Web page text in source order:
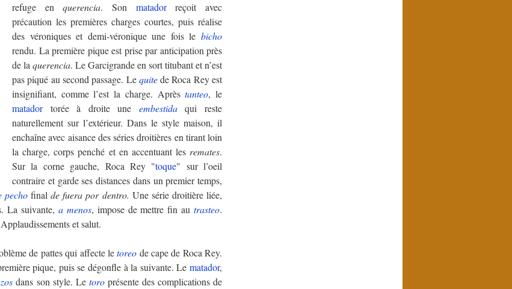
refuge enquerencia. Son matadorreçoit avec
précaution les premières charges courtes, puis réalise
des véroniques et demi-véronique une fois le bicho
rendu. La première pique est prise par anticipation près
de la querencia. Le Garcigrande en sort titubant et n’est
pas piqué au second passage. Lequitede Roca Rey est
insignifiant, comme l’est la charge. Aprèstanteo, le
matadortorée à droite une embestidaqui reste
naturellement sur l’extérieur. Dans le style maison, il
enchaîne avec aisance des séries droitières en tirant loin
la charge, corps penché et en accentuant les remates.
Sur la corne gauche, Roca Rey "toque" sur l’oeil
contraire et garde ses distances dans un premier temps,
pechofinalde fuera por dentro. Une série droitière liée,
La suivante, a menos, impose de mettre fin au trasteo.
et salut.
de pattes qui affecte letoreo de cape de Roca Rey.
pique, puis se dégonfle à la suivante. Le matador,
dans son style. Le toroprésente des complications de